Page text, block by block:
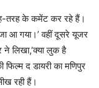
तरह के कमेंट कर रहे हैं।
आ गया।’ वहीं दूसरे यूजर
लिखा,’क्या लुक है
फिल्म द डायरी का मणिपुर
रही हैं।